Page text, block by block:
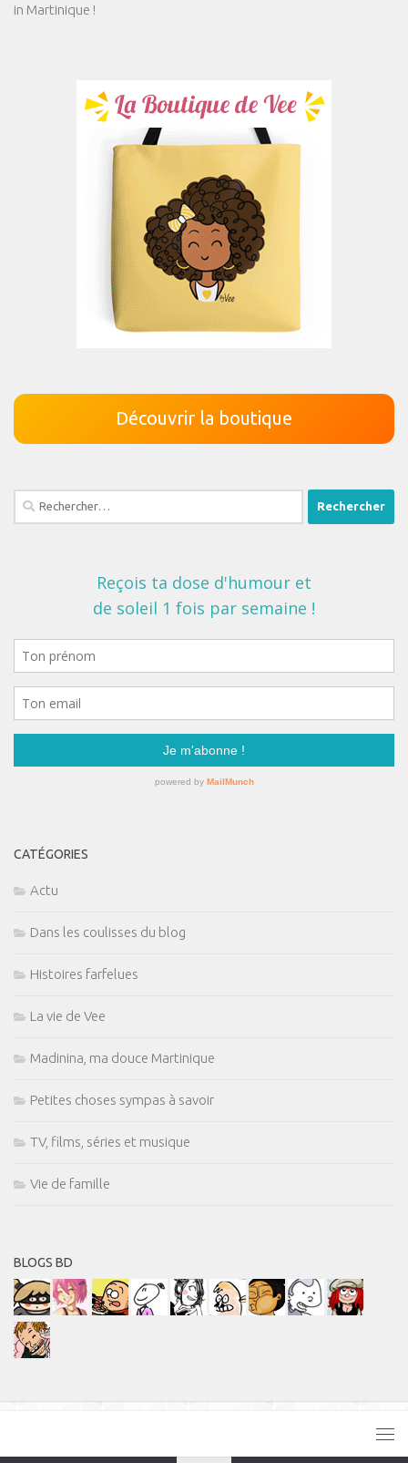
in Martinique !
Découvrir la boutique
Rechercher :
CATÉGORIES
Actu
Dans les coulisses du blog
Histoires farfelues
La vie de Vee
Madinina, ma douce Martinique
Petites choses sympas à savoir
TV, films, séries et musique
Vie de famille
BLOGS BD